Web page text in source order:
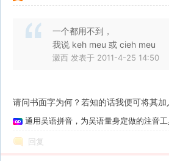
一个都用不到，
我说 keh meu 或 cieh meu
瀫西 发表于 2011-4-25 14:50
请问书面字为何？若知的话我便可将其
通用吴语拼音，为吴语量身定做的注音
回复